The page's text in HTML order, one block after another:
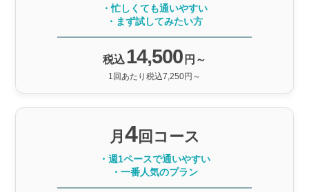
・忙しくても通いやすい
・まず試してみたい方
税込 14,500 円～
1回あたり税込7,250円～
月 4回コース
・週1ペースで通いやすい
・一番人気のプラン